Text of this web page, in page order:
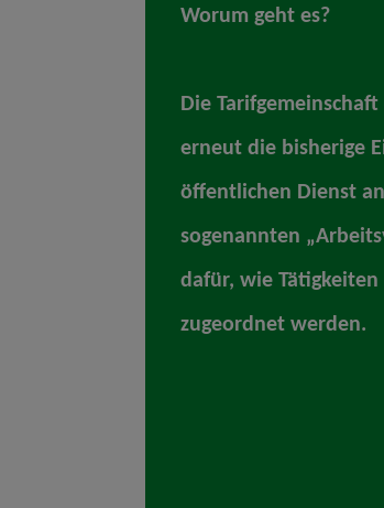
Worum geht es?
Die
erneut die bisherige
öffentlichen Dienst
sogenannten
dafür, wie
zugeordnet werden.